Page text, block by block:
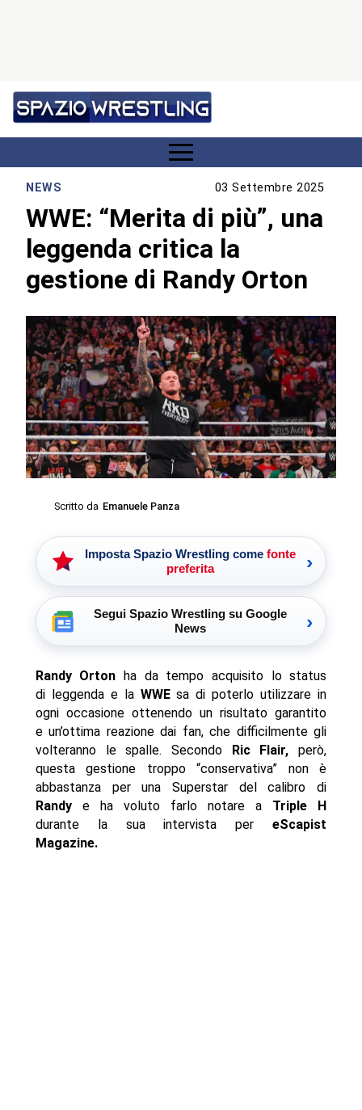
NEWS 03 Settembre 2025
WWE: “Merita di più”, una
leggenda critica la
gestione di Randy Orton
Scritto da Emanuele Panza
Imposta Spazio Wrestling come fonte
preferita
›
Segui Spazio Wrestling su Google
News
›
Randy Orton ha da tempo acquisito lo status
di leggenda e la WWEsa di poterlo utilizzare in
ogni occasione ottenendo un risultato garantito
e un’ottima reazione dai fan, che difficilmente gli
volteranno le spalle. Secondo
Ric Flair, però,
questa gestione troppo “conservativa” non è
abbastanza per una Superstar del calibro di
Randye ha voluto farlo notare a Triple H
durante la sua intervista pereScapist
Magazine.